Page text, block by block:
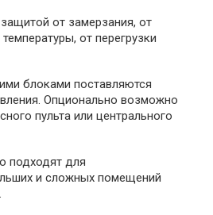
от замерзания, от
от перегрузки
блоками поставляются
Опционально возможно
пульта или центрального
подходят для
и сложных помещений